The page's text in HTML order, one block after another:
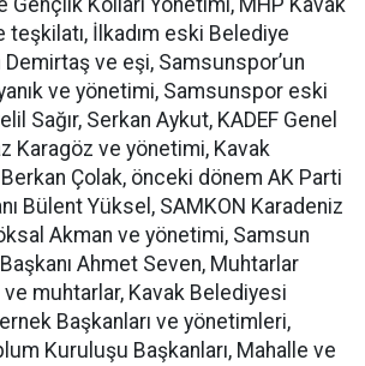
Gençlik Kolları Yönetimi, MHP Kavak
teşkilatı, İlkadım eski Belediye
Demirtaş ve eşi, Samsunspor’un
ve yönetimi, Samsunspor eski
Sağır, Serkan Aykut, KADEF Genel
Karagöz ve yönetimi, Kavak
Çolak, önceki dönem AK Parti
Bülent Yüksel, SAMKON Karadeniz
Akman ve yönetimi, Samsun
Ahmet Seven, Muhtarlar
muhtarlar, Kavak Belediyesi
Başkanları ve yönetimleri,
Kuruluşu Başkanları, Mahalle ve